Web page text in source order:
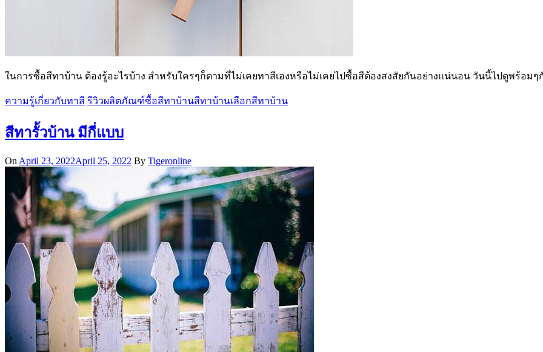
ในการซื้อสีทาบ้าน ต้องรู้อะไรบ้าง สำหรับใครๆก็ตามที่ไม่เคยทาสีเองหรือไม่เคยไปซื้อสีต้องสงสัยกันอย่างแน่นอน วันนี้ไปดูพร้อมๆ
ความรู้เกี่ยวกับทาสี รีวิวผลิตภัณฑ์ซื้อสีทาบ้านสีทาบ้านเลือกสีทาบ้าน
สีทารั้วบ้าน มีกี่แบบ
OnApril 23, 2022April 25, 2022 By Tigeronline